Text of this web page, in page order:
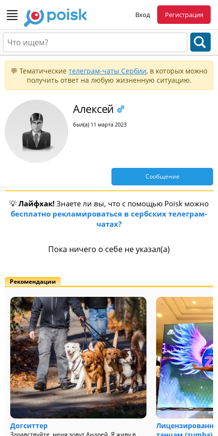
Вход Регистрация
💬 Тематические телеграм-чаты Сербии, в которых можно
получить ответ на любую жизненную ситуацию.
Алексей
был(а) 11 марта 2023
Сообщение
💡 Лайфхак! Знаете ли вы, что с помощью Poisk можно
бесплатно рекламироваться в сербских телеграм-
чатах?
Пока ничего о себе не указал(а)
Рекомендации
Догситтер
Здравствуйте, меня зовут Андрей. Я живу в